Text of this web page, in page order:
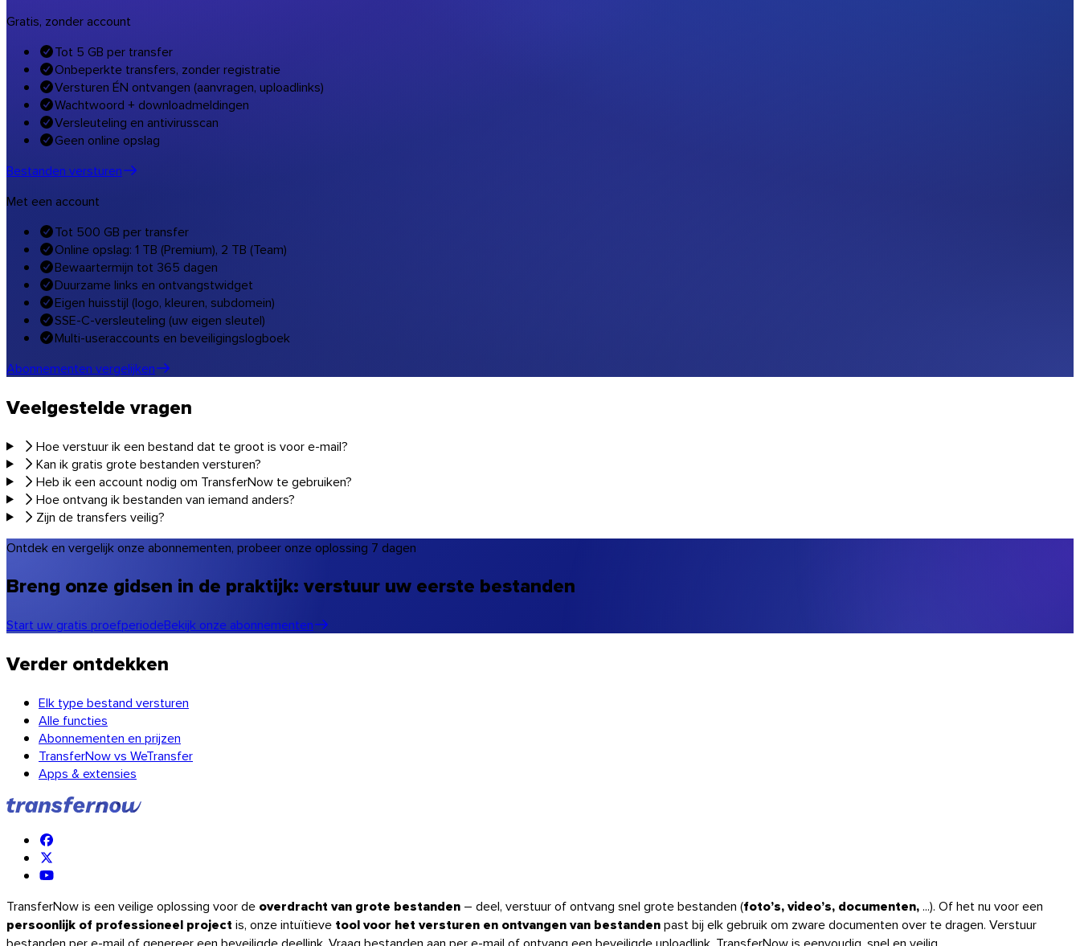
Linux
Mobiel
iOS
Gratis, zonder account
Tot 5 GB per transfer
Onbeperkte transfers, zonder registratie
Versturen ÉN ontvangen (aanvragen, uploadlinks)
Wachtwoord + downloadmeldingen
Versleuteling en antivirusscan
Geen online opslag
Bestanden versturen
Met een account
Tot 500 GB per transfer
Online opslag: 1 TB (Premium), 2 TB (Team)
Bewaartermijn tot 365 dagen
Duurzame links en ontvangstwidget
Eigen huisstijl (logo, kleuren, subdomein)
SSE-C-versleuteling (uw eigen sleutel)
Multi-useraccounts en beveiligingslogboek
Abonnementen vergelijken
Veelgestelde vragen
Hoe verstuur ik een bestand dat te groot is voor e-mail?
Kan ik gratis grote bestanden versturen?
Heb ik een account nodig om TransferNow te gebruiken?
Hoe ontvang ik bestanden van iemand anders?
Zijn de transfers veilig?
Ontdek en vergelijk onze abonnementen, probeer onze oplossing 7 dagen
Breng onze gidsen in de praktijk: verstuur uw eerste bestanden
Start uw gratis proefperiodeBekijk onze abonnementen
Verder ontdekken
Elk type bestand versturen
Alle functies
Abonnementen en prijzen
TransferNow vs WeTransfer
Apps & extensies
TransferNow is een veilige oplossing voor de overdracht van grote bestanden – deel, verstuur of ontvang snel grote bestanden (foto’s, video’s, documenten,...). Of het nu voor een
persoonlijk of professioneel projectis, onze intuïtieve tool voor het versturen en ontvangen van bestandenpast bij elk gebruik om zware documenten over te dragen. Verstuur